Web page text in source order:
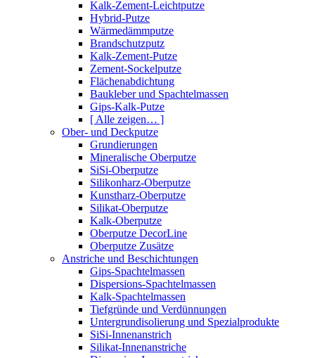
Kalk-Zement-Leichtputze
Hybrid-Putze
Wärmedämmputze
Brandschutzputz
Kalk-Zement-Putze
Zement-Sockelputze
Flächenabdichtung
Baukleber und Spachtelmassen
Gips-Kalk-Putze
[ Alle zeigen… ]
Ober- und Deckputze
Grundierungen
Mineralische Oberputze
SiSi-Oberputze
Silikonharz-Oberputze
Kunstharz-Oberputze
Silikat-Oberputze
Kalk-Oberputze
Oberputze DecorLine
Oberputze Zusätze
Anstriche und Beschichtungen
Gips-Spachtelmassen
Dispersions-Spachtelmassen
Kalk-Spachtelmassen
Tiefgründe und Verdünnungen
Untergrundisolierung und Spezialprodukte
SiSi-Innenanstrich
Silikat-Innenanstriche